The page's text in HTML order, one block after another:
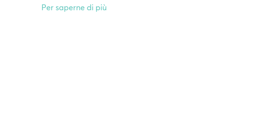
Per saperne di più